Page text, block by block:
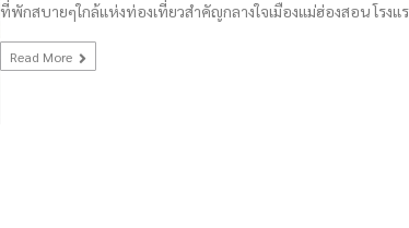
ที่พักสบายๆใกล้แห่งท่องเที่ยวสำคัญกลางใจเมืองแม่ฮ่องสอน โรงแ
Read More